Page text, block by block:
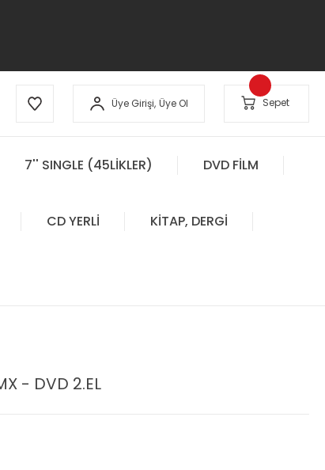
Üye Girişi, Üye Ol Sepet
7'' SINGLE (45LİKLER) DVD FİLM
CD YERLİ KİTAP, DERGİ
- DVD 2.EL